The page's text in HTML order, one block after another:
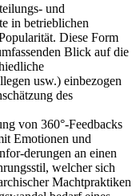
und
in betrieblichen
Diese Form
Blick auf die
usw.) einbezogen
des
von 360°-Feedbacks
Emotionen und
derungen an einen
welcher sich
Machtpraktiken